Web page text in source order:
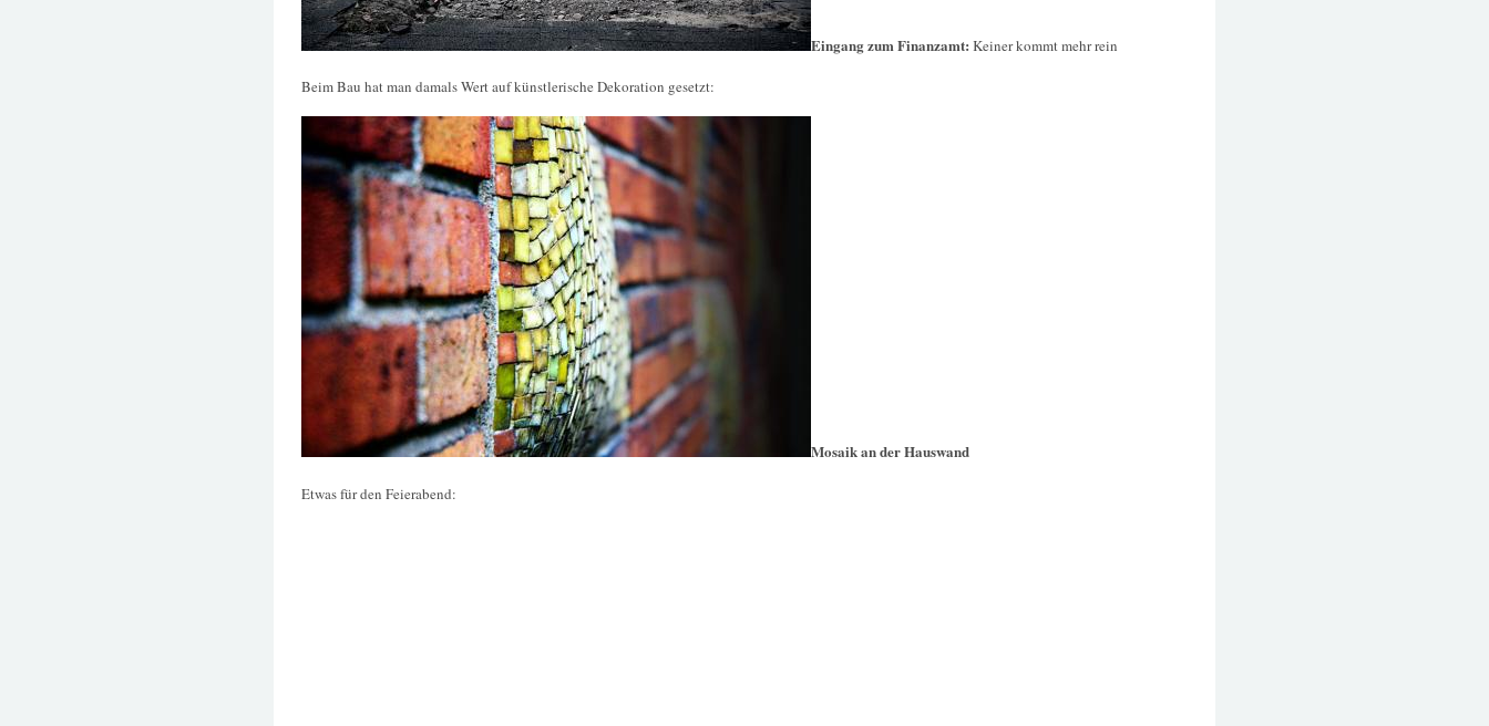
Eingang zum Finanzamt: Keiner kommt mehr rein
Beim Bau hat man damals Wert auf künstlerische Dekoration gesetzt:
Mosaik an der Hauswand
Etwas für den Feierabend: